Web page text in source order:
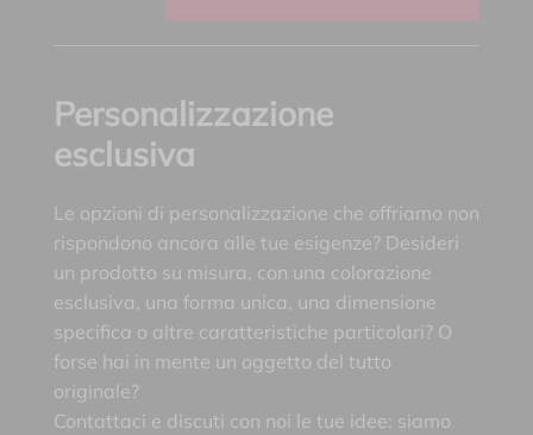
Personalizzazione
esclusiva
Le opzioni di personalizzazione che offriamo non
rispondono ancora alle tue esigenze? Desideri
un prodotto su misura, con una colorazione
esclusiva, una forma unica, una dimensione
specifica o altre caratteristiche particolari? O
forse hai in mente un oggetto del tutto
originale?
Contattaci e discuti con noi le tue idee: siamo